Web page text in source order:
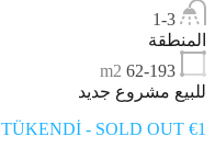
1-3
المنطقة
62-193
m2
للبيع مشروع جديد
TÜKENDİ - SOLD OUT €1